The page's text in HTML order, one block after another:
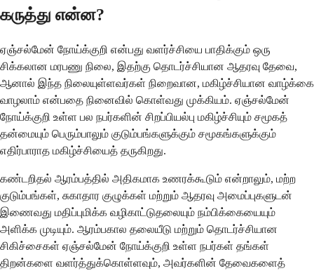
கருத்து என்ன?
ஏஞ்சல்மேன் நோய்க்குறி என்பது வளர்ச்சியை பாதிக்கும் ஒரு
சிக்கலான மரபணு நிலை, இதற்கு தொடர்ச்சியான ஆதரவு தேவை,
ஆனால் இந்த நிலையுள்ளவர்கள் நிறைவான, மகிழ்ச்சியான வாழ்க்கை
வாழலாம் என்பதை நினைவில் கொள்வது முக்கியம். ஏஞ்சல்மேன்
நோய்க்குறி உள்ள பல நபர்களின் சிறப்பியல்பு மகிழ்ச்சியும் சமூகத்
தன்மையும் பெரும்பாலும் குடும்பங்களுக்கும் சமூகங்களுக்கும்
எதிர்பாராத மகிழ்ச்சியைத் தருகிறது.
கண்டறிதல் ஆரம்பத்தில் அதிகமாக உணரக்கூடும் என்றாலும், மற்ற
குடும்பங்கள், சுகாதார குழுக்கள் மற்றும் ஆதரவு அமைப்புகளுடன்
இணைவது மதிப்புமிக்க வழிகாட்டுதலையும் நம்பிக்கையையும்
அளிக்க முடியும். ஆரம்பகால தலையீடு மற்றும் தொடர்ச்சியான
சிகிச்சைகள் ஏஞ்சல்மேன் நோய்க்குறி உள்ள நபர்கள் தங்கள்
திறன்களை வளர்த்துக்கொள்ளவும், அவர்களின் தேவைகளைத்